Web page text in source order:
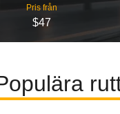
Pris från
$47